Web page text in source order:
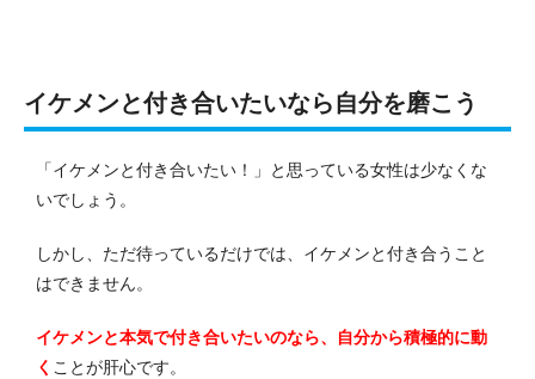
イケメンと付き合いたいなら自分を磨こう
「イケメンと付き合いたい！」と思っている女性は少なくな
いでしょう。
しかし、ただ待っているだけでは、イケメンと付き合うこと
はできません。
イケメンと本気で付き合いたいのなら、自分から積極的に動
く ことが肝心です。